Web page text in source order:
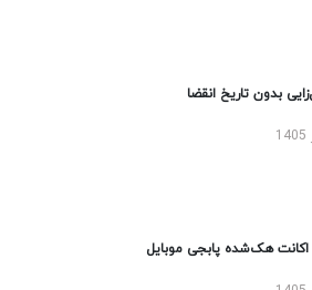
بدون تاریخ انقضا
اکانت هک‌شده پابجی موبایل